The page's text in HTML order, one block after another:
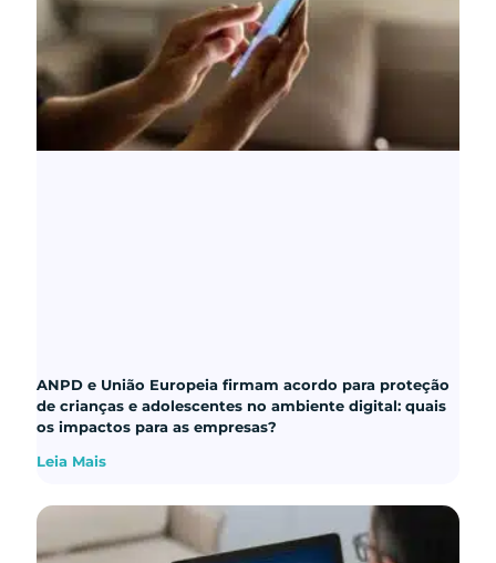
ANPD e União Europeia firmam acordo para proteção
de crianças e adolescentes no ambiente digital: quais
os impactos para as empresas?
Leia Mais